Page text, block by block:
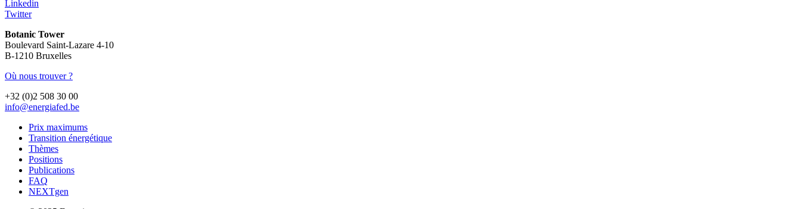
Linkedin
Twitter
Botanic Tower
Boulevard Saint-Lazare 4-10
B-1210 Bruxelles
Où nous trouver ?
+32 (0)2 508 30 00
info@energiafed.be
Prix maximums
Transition énergétique
Thèmes
Positions
Publications
FAQ
NEXTgen